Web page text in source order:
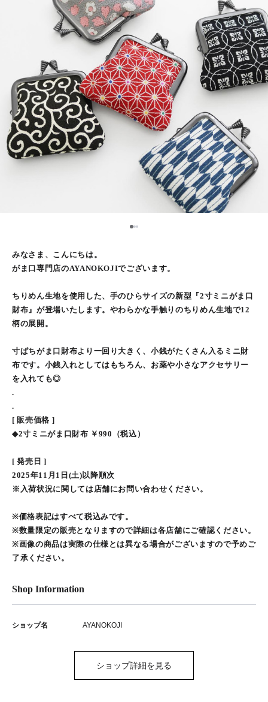
12
みなさま、こんにちは。
がま口専門店のAYANOKOJIでございます。
ちりめん生地を使用した、手のひらサイズの新型『2寸ミニがま口
財布』が登場いたします。やわらかな手触りのちりめん生地で12
柄の展開。
寸ぱちがま口財布より一回り大きく、小銭がたくさん入るミニ財
布です。小銭入れとしてはもちろん、お薬や小さなアクセサリー
を入れても◎
.
.
[ 販売価格 ]
◆2寸ミニがま口財布 ￥990（税込）
[ 発売日 ]
2025年11月1日(土)以降順次
※入荷状況に関しては店舗にお問い合わせください。
※価格表記はすべて税込みです。
※数量限定の販売となりますので詳細は各店舗にご確認ください。
※画像の商品は実際の仕様とは異なる場合がございますので予めご
了承ください。
Shop Information
ショップ名 AYANOKOJI
ショップ詳細を見る